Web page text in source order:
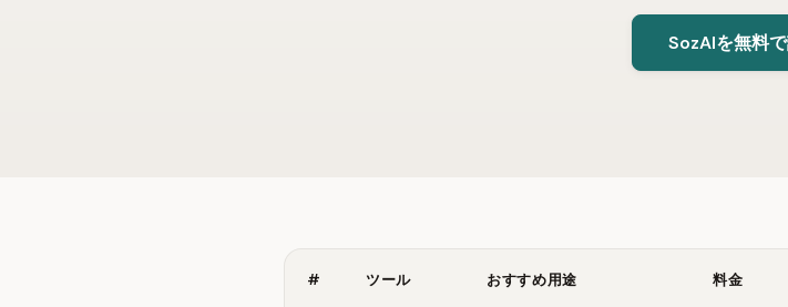
SozAIを無料
# ツール おすすめ用途 料金